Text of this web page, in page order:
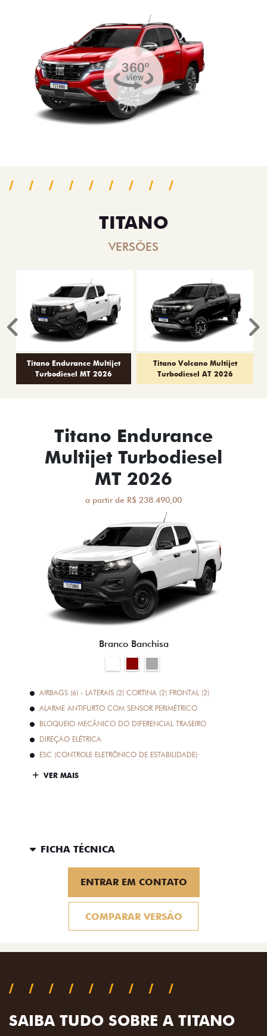
TITANO
VERSÕES
Titano Endurance Multijet
Turbodiesel MT 2026
Titano Volcano Multijet
Turbodiesel AT 2026
Anterior
Titano Endurance
Multijet Turbodiesel
MT 2026
a partir de R$ 238.490,00
Branco Banchisa
AIRBAGS (6) - LATERAIS (2) CORTINA (2) FRONTAL (2)
ALARME ANTIFURTO COM SENSOR PERIMÉTRICO
BLOQUEIO MECÂNICO DO DIFERENCIAL TRASEIRO
DIREÇÃO ELÉTRICA
ESC (CONTROLE ELETRÔNICO DE ESTABILIDADE)
VER MAIS
FICHA TÉCNICA
ENTRAR EM CONTATO
COMPARAR VERSÃO
SAIBA TUDO SOBRE A TITANO